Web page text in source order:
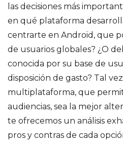
las decisiones más
en qué plataforma
centrarte en Android, que
de usuarios globales? ¿O
conocida por su base de
disposición de gasto? Tal
multiplataforma, que
audiencias, sea la mejor
te ofrecemos un análisis
pros y contras de cada